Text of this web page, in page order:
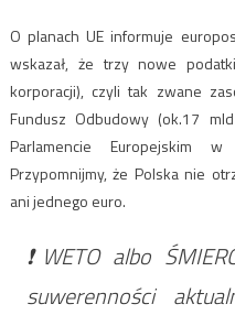
O planach UE informuje
wskazał, że trzy nowe
korporacji), czyli tak zwane
Fundusz Odbudowy (ok.17
Parlamencie Europejskim
Przypomnijmy, że Polska nie
ani jednego euro.
❗️ WETO albo
suwerenności